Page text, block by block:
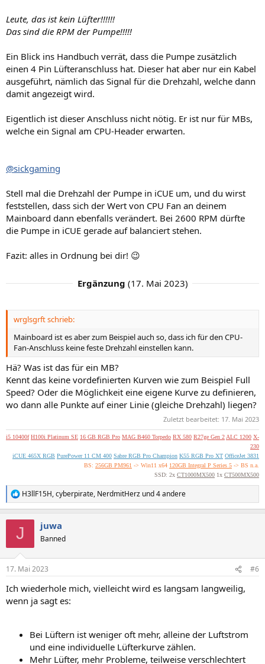
Leute, das ist kein Lüfter!!!!!!
Das sind die RPM der Pumpe!!!!!
Ein Blick ins Handbuch verrät, dass die Pumpe zusätzlich
einen 4 Pin Lüfteranschluss hat. Dieser hat aber nur ein Kabel
ausgeführt, nämlich das Signal für die Drehzahl, welche dann
damit angezeigt wird.
Eigentlich ist dieser Anschluss nicht nötig. Er ist nur für MBs,
welche ein Signal am CPU-Header erwarten.
@sickgaming
Stell mal die Drehzahl der Pumpe in iCUE um, und du wirst
feststellen, dass sich der Wert von CPU Fan an deinem
Mainboard dann ebenfalls verändert. Bei 2600 RPM dürfte
die Pumpe in iCUE gerade auf balanciert stehen.
Fazit: alles in Ordnung bei dir! 😉
Ergänzung (17. Mai 2023)
wrglsgrft schrieb:
Mainboard ist es aber zum Beispiel auch so, dass ich für den CPU-
Fan-Anschluss keine feste Drehzahl einstellen kann.
Hä? Was ist das für ein MB?
Kennt das keine vordefinierten Kurven wie zum Beispiel Full
Speed? Oder die Möglichkeit eine eigene Kurve zu definieren,
wo dann alle Punkte auf einer Linie (gleiche Drehzahl) liegen?
Zuletzt bearbeitet: 17. Mai 2023
i5 10400f H100i Platinum SE 16 GB RGB Pro MAG B460 Torpedo RX 580 R27ge Gen 2 ALC 1200 X-
230
iCUE 465X RGB PurePower 11 CM 400 Sabre RGB Pro Champion K55 RGB Pro XT OfficeJet 3831
BS: 256GB PM961 -> Win11 x64 120GB Integral P Series 5 -> BS n.a.
SSD: 2x CT1000MX500 1x CT500MX500
R
e
e
:
H3llF15H,cyberpirate, NerdmitHerz und 4 andere
J juwa
Banned
17. Mai 2023 #6
Ich wiederhole mich, vielleicht wird es langsam langweilig,
wenn ja sagt es:
Bei Lüftern ist weniger oft mehr, alleine der Luftstrom
und eine individuelle Lüfterkurve zählen.
Mehr Lüfter, mehr Probleme, teilweise verschlechtert